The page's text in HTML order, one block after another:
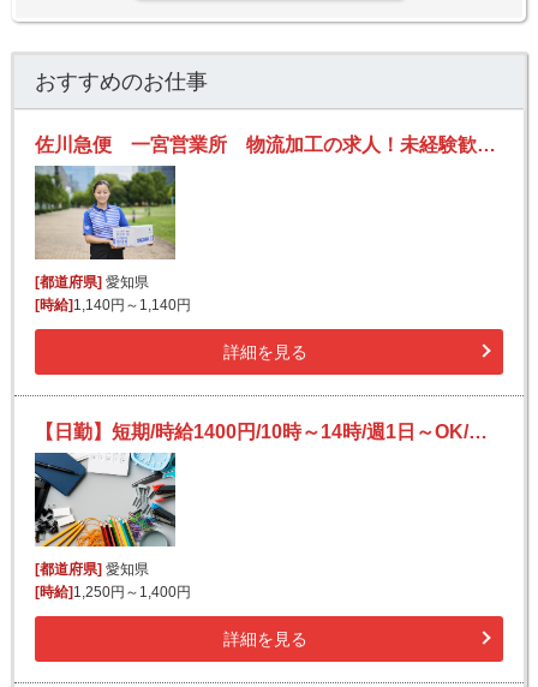
おすすめのお仕事
佐川急便 一宮営業所 物流加工の求人！未経験歓迎！先輩たちがサポートします♪
[都道府県] 愛知県
[時給] 1,140円～1,140円
詳細を見る
【日勤】短期/時給1400円/10時～14時/週1日～OK/長期もOK/短時間/事務用品や日用品の仕分け
[都道府県] 愛知県
[時給] 1,250円～1,400円
詳細を見る